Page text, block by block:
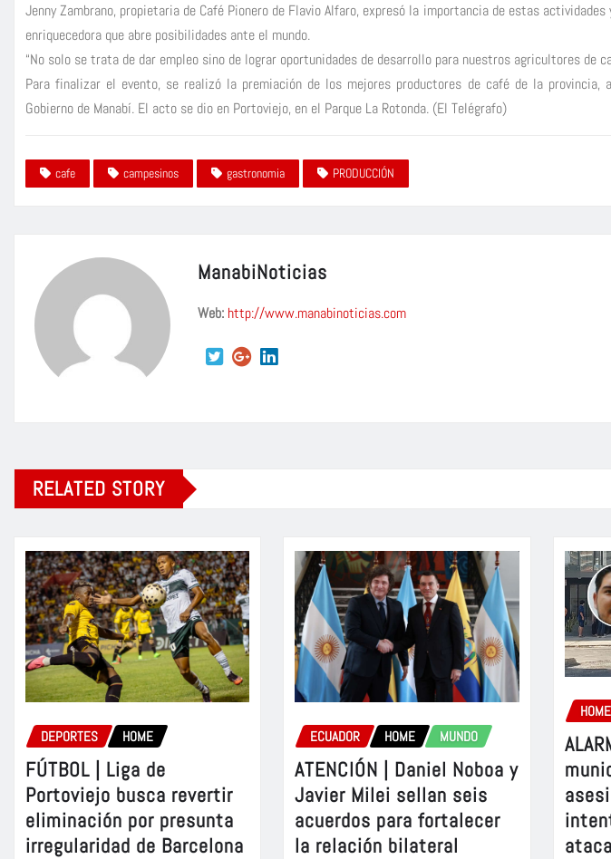
Jenny Zambrano, propietaria de Café Pionero de Flavio Alfaro, expresó la importancia de estas actividades
enriquecedora que abre posibilidades ante el mundo.
“No solo se trata de dar empleo sino de lograr oportunidades de desarrollo para nuestros agricultores de
Para finalizar el evento, se realizó la premiación de los mejores productores de café de la provincia,
Gobierno de Manabí. El acto se dio en Portoviejo, en el Parque La Rotonda. (El Telégrafo)
cafe campesinos gastronomia PRODUCCIÓN
ManabiNoticias
Web: http://www.manabinoticias.com
RELATED STORY
DEPORTES HOME
FÚTBOL | Liga de
Portoviejo busca revertir
eliminación por presunta
irregularidad de Barcelona
ECUADOR HOME MUNDO
ATENCIÓN | Daniel Noboa y
Javier Milei sellan seis
acuerdos para fortalecer
la relación bilateral
HOME